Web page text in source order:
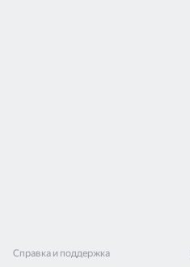
Справка и поддержка